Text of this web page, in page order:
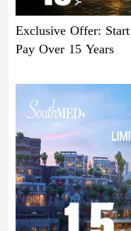
Exclusive Offer:
Pay Over 15 Years